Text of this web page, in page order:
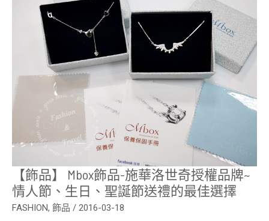
【飾品】 Mbox飾品-施華洛世奇授權品牌~
情人節、生日、聖誕節送禮的最佳選擇
FASHION, 飾品 / 2016-03-18
Mbox
奇
情
人
生
日、
聖
誕
節